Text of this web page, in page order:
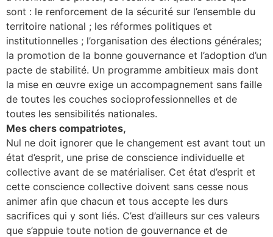
sont : le renforcement de la sécurité sur l’ensemble du
territoire national ; les réformes politiques et
institutionnelles ; l’organisation des élections générales;
la promotion de la bonne gouvernance et l’adoption d’un
pacte de stabilité. Un programme ambitieux mais dont
la mise en œuvre exige un accompagnement sans faille
de toutes les couches socioprofessionnelles et de
toutes les sensibilités nationales.
Mes chers compatriotes,
Nul ne doit ignorer que le changement est avant tout un
état d’esprit, une prise de conscience individuelle et
collective avant de se matérialiser. Cet état d’esprit et
cette conscience collective doivent sans cesse nous
animer afin que chacun et tous accepte les durs
sacrifices qui y sont liés. C’est d’ailleurs sur ces valeurs
que s’appuie toute notion de gouvernance et de